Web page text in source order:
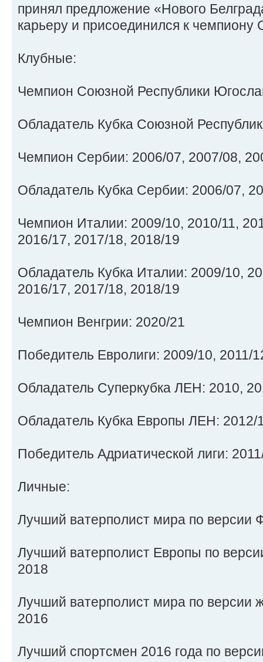
принял предложение «Нового
карьеру и присоединился к
Клубные:
Чемпион Союзной Республики
Обладатель Кубка Союзной
Чемпион Сербии: 2006/07, 2007/08,
Обладатель Кубка Сербии: 2006/07,
Чемпион Италии: 2009/10, 2010/11,
2016/17, 2017/18, 2018/19
Обладатель Кубка Италии: 2009/10,
2016/17, 2017/18, 2018/19
Чемпион Венгрии: 2020/21
Победитель Евролиги: 2009/10, 2011/
Обладатель Суперкубка ЛЕН: 2010,
Обладатель Кубка Европы ЛЕН: 2012/
Победитель Адриатической лиги:
Личные:
Лучший ватерполист мира по версии
Лучший ватерполист Европы по
2018
Лучший ватерполист мира по версии
2016
Лучший спортсмен 2016 года по